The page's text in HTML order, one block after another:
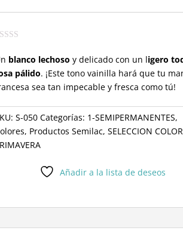
blanco lechoso y delicado con un ligero
pálido. ¡Este tono vainilla hará que tu
sea tan impecable y fresca como tú!
S-050 Categorías: 1-SEMIPERMANENTES,
, Productos Semilac, SELECCION
Añadir a la lista de deseos